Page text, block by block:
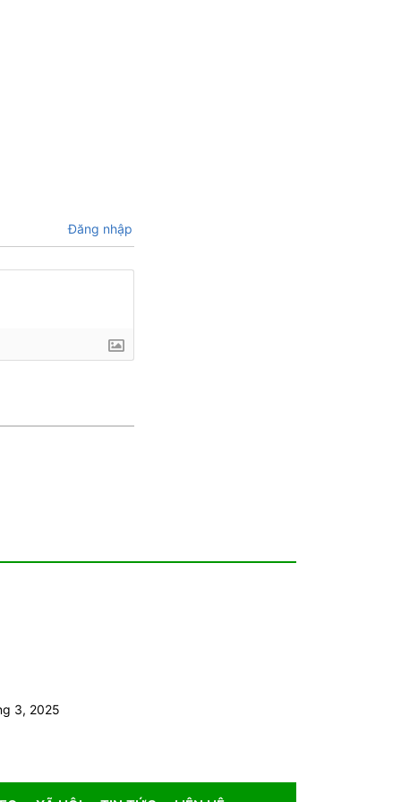
Đăng nhập
3, 2025